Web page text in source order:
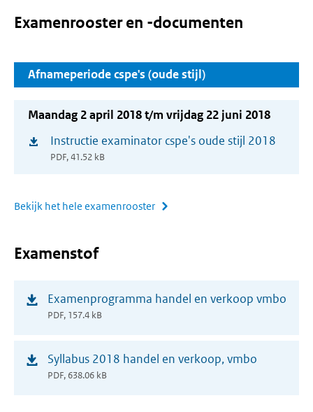
Examenrooster en -documenten
Afnameperiode cspe's (oude stijl)
Maandag 2 april 2018 t/m vrijdag 22 juni 2018
Instructie examinator cspe's oude stijl 2018
PDF, 41.52 kB
(opent
venster)
Bekijk het hele examenrooster
Examenstof
Examenprogramma handel en verkoop vmbo
PDF, 157.4 kB
Syllabus 2018 handel en verkoop, vmbo
PDF, 638.06 kB